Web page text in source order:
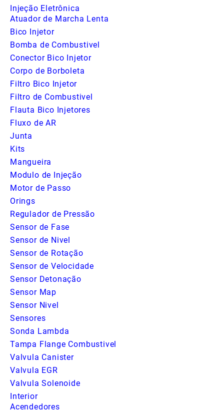
Injeção Eletrônica
Atuador de Marcha Lenta
Bico Injetor
Bomba de Combustivel
Conector Bico Injetor
Corpo de Borboleta
Filtro Bico Injetor
Filtro de Combustivel
Flauta Bico Injetores
Fluxo de AR
Junta
Kits
Mangueira
Modulo de Injeção
Motor de Passo
Orings
Regulador de Pressão
Sensor de Fase
Sensor de Nivel
Sensor de Rotação
Sensor de Velocidade
Sensor Detonação
Sensor Map
Sensor Nivel
Sensores
Sonda Lambda
Tampa Flange Combustivel
Valvula Canister
Valvula EGR
Valvula Solenoide
Interior
Acendedores